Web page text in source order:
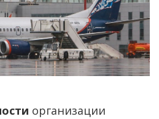
организации